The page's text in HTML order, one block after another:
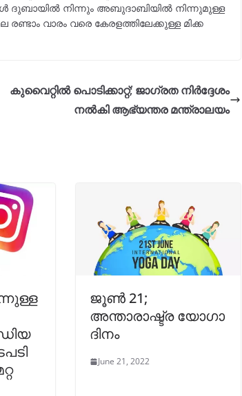
ദുബായിൽ നിന്നും അബുദാബിയിൽ നിന്നുമുള്ള
വാരം വരെ കേരളത്തിലേക്കുള്ള മിക്ക
കുവൈറ്റിൽ പൊടിക്കാറ്റ്; ജാഗ്രത നിർദ്ദേശം
നൽകി ആഭ്യന്തര മന്ത്രാലയം
ജൂൺ 21;
അന്താരാഷ്ട്ര യോഗാ
ദിനം
June 21, 2022